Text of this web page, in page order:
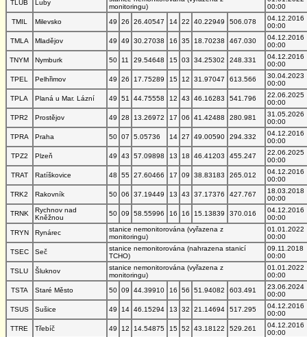
TLUB
Luby
monitoringu)
00:00
TMIL
Milevsko 49 26 26.40547 14 22 40.22949 506.078
04.12.2016
00:00
TMLA
Mladějov 49 49 30.27038 16 35 18.70238 467.030
04.12.2016
00:00
TNYM
Nymburk 50 11 29.54648 15 03 34.25302 248.331
04.12.2016
00:00
TPEL
Pelhřimov 49 26 17.75289 15 12 31.97047 613.566
30.04.2023
00:00
TPLA
Planá u Mar. Lázní 49 51 44.75558 12 43 46.16283 541.796
22.06.2025
00:00
TPR2
Prostějov 49 28 13.26972 17 06 41.42488 280.981
31.05.2026
00:00
TPRA
Praha 50 07 5.05736 14 27 49.00590 294.332
04.12.2016
00:00
TPZ2
Plzeň 49 43 57.09898 13 18 46.41203 455.247
22.06.2025
00:00
TRAT
Ratíškovice 48 55 27.60466 17 09 38.83183 265.012
04.12.2016
00:00
TRK2
Rakovník 50 06 37.19449 13 43 37.17376 427.767
18.03.2018
00:00
TRNK
Rychnov nad
Kněžnou
50 09 58.55996 16 16 15.13839 370.016
04.12.2016
00:00
TRYN
Rynárec
stanice nemonitorována (vyřazena z
monitoringu)
01.01.2022
00:00
TSEC
Seč
stanice nemonitorována (nahrazena stanicí
TCHO)
09.11.2018
00:00
TSLU
Šluknov
stanice nemonitorována (vyřazena z
monitoringu)
01.01.2022
00:00
TSTA
Staré Město 50 09 44.39910 16 56 51.94082 603.491
23.06.2024
00:00
TSUS
Sušice 49 14 46.15294 13 32 21.14694 517.295
04.12.2016
00:00
TTRE
Třebíč 49 12 14.54875 15 52 43.18122 529.261
04.12.2016
00:00